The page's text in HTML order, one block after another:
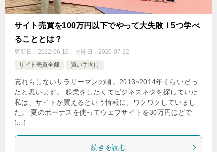
サイト売買を100万円以下でやって大失敗！5つ学べ
ることとは？
更新日： 2022-06-10 公開日： 2020-07-22
サイト売買全般
買い手向け
忘れもしないサラリーマンの頃。2013~2014年くらいだっ
たと思います。 起業をしたくてビジネスネタを探していた
私は、サイトが買えるという情報に、ワクワクしていまし
た。 夏のボーナスを使ってウェブサイトを30万円ほどで
[…]
続きを読む